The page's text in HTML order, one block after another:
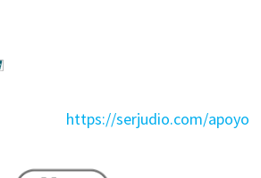
https://serjudio.com/apoyo